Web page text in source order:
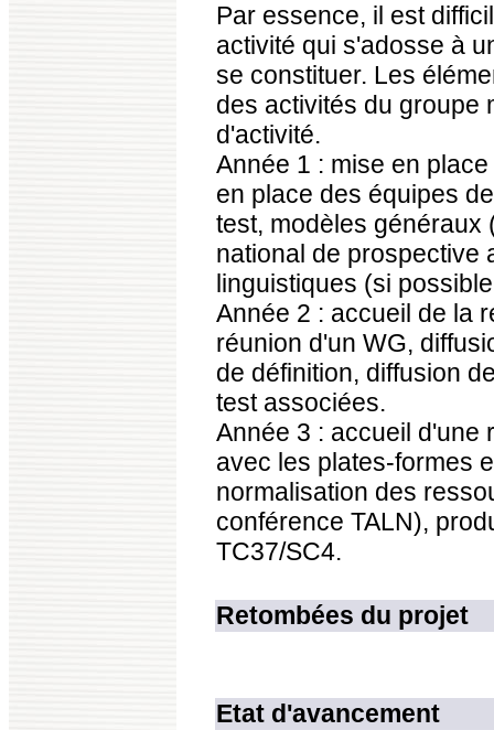
Par essence, il est
activité qui s'adosse à
se constituer. Les
des activités du groupe
d'activité.
Année 1 : mise en
en place des équipes
test, modèles généraux
national de prospective
linguistiques (si
Année 2 : accueil de la
réunion d'un WG,
de définition, diffusion
test associées.
Année 3 : accueil d'une
avec les plates-formes
normalisation des
conférence TALN),
TC37/SC4.
Retombées du projet
Etat d'avancement